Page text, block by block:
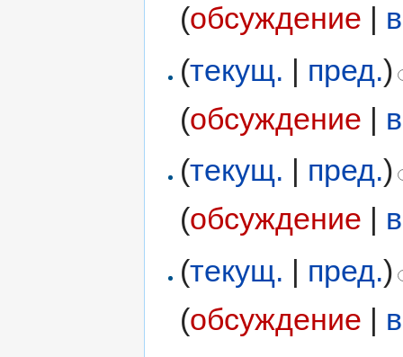
(обсуждение
(текущ. | пред.)
(обсуждение |
(текущ. | пред.)
(обсуждение |
(текущ. | пред.)
(обсуждение |